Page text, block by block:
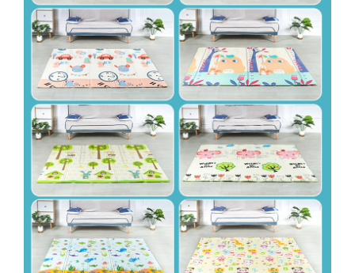
Demolatoare
Masini de gaurit si insurubat cu
acumulatori
Masini de gaurit si insurubat
electrice
Amestecatoare electrice
mixere mortar sau vopsea
Compresoare si scule pneumatice
Accesorii scule pneumatice
Compresoare si accesorii
Scule pneumatice
Ridicare greutati
Accesorii pentru macarale